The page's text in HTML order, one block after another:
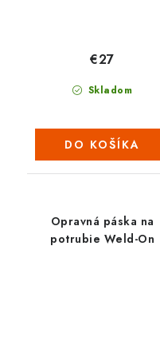
Skladom
€27
DO KOŠÍKA
Opravná páska na
potrubie Weld-On